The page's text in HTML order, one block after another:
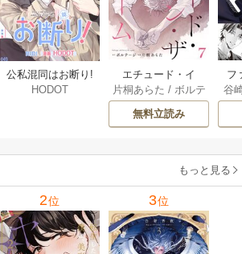
公私混同はお断り!
【タテヨミ】 67巻
HODOT
エチュード・イ
ン・ザ・ルーム[Blu
Mellow] 7巻
片桐あらた / ボルテ
ージ
無料立読み
フ
～
ア
谷
もっと見る
2位 3位